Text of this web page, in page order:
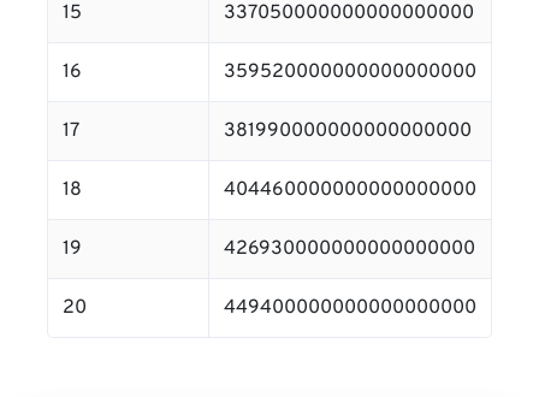
15 337050000000000000000
16 359520000000000000000
17 381990000000000000000
18 404460000000000000000
19 426930000000000000000
20 449400000000000000000